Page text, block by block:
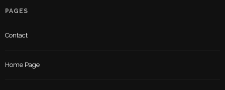
PAGES
Contact
Home Page